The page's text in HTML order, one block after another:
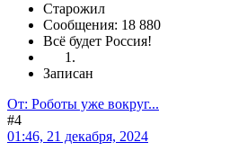
Старожил
Сообщения: 18 880
Всё будет Россия!
Записан
От: Роботы уже вокруг...
#4
01:46, 21 декабря, 2024